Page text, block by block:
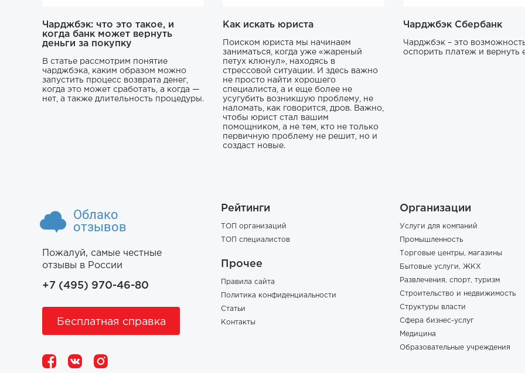
Чарджбэк: что это такое, и
когда банк может вернуть
деньги за покупку
В статье рассмотрим понятие
чарджбэка, каким образом можно
запустить процесс возврата денег,
когда это может сработать, а когда —
нет, а также длительность процедуры.
Как искать юриста
Поиском юриста мы начинаем
заниматься, когда уже «жареный
петух клюнул», находясь в
стрессовой ситуации. И здесь важно
не просто найти хорошего
специалиста, а и еще более не
усугубить возникшую проблему, не
наломать, как говорится, дров. Важно,
чтобы юрист стал вашим
помощником, а не тем, кто не только
первичную проблему не решит, но и
создаст новые.
Чарджбэк Сбербанк
Чарджбэк – это
оспорить платеж и вернуть
Облако
отзывов
Пожалуй, самые честные
отзывы в России
+7 (495) 970-46-80
Бесплатная справка
Рейтинги
ТОП организаций
ТОП специалистов
Прочее
Правила сайта
Политика конфиденциальности
Статьи
Контакты
Организации
Услуги для компаний
Промышленность
Торговые центры, магазины
Бытовые услуги, ЖКХ
Развлечения, спорт, туризм
Строительство и недвижимость
Структуры власти
Сфера бизнес-услуг
Медицина
Образовательные учреждения